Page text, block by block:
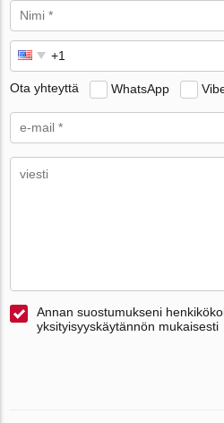
Ota yhteyttä WhatsApp
Annan suostumukseni
yksityisyyskäytännön mukaisesti